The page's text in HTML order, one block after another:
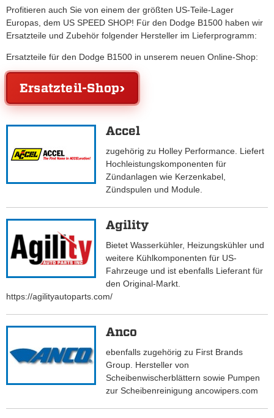
Profitieren auch Sie von einem der größten US-Teile-Lager
Europas, dem US SPEED SHOP! Für den Dodge B1500 haben wir
Ersatzteile und Zubehör folgender Hersteller im Lieferprogramm:
Ersatzteile für den Dodge B1500 in unserem neuen Online-Shop:
Ersatzteil-Shop
Accel
zugehörig zu Holley Performance. Liefert
Hochleistungskomponenten für
Zündanlagen wie Kerzenkabel,
Zündspulen und Module.
Agility
Bietet Wasserkühler, Heizungskühler und
weitere Kühlkomponenten für US-
Fahrzeuge und ist ebenfalls Lieferant für
den Original-Markt.
https://agilityautoparts.com/
Anco
ebenfalls zugehörig zu First Brands
Group. Hersteller von
Scheibenwischerblättern sowie Pumpen
zur Scheibenreinigung ancowipers.com